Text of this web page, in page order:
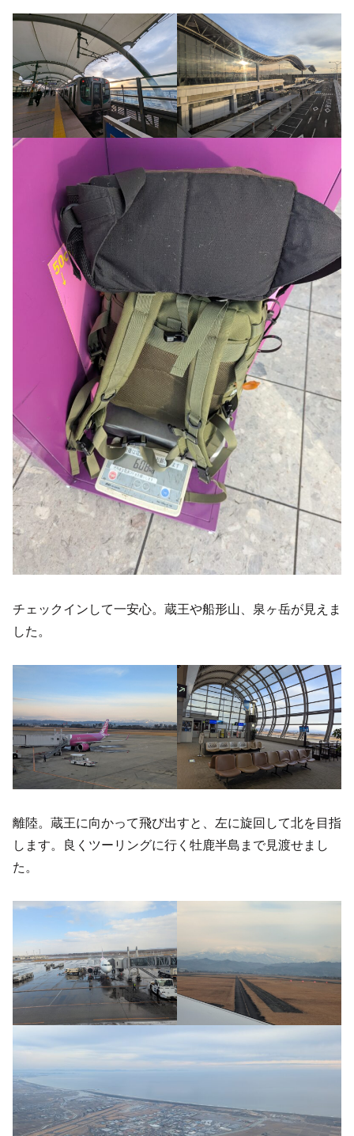
チェックインして一安心。蔵王や船形山、泉ヶ岳が見えま
した。
離陸。蔵王に向かって飛び出すと、左に旋回して北を目指
します。良くツーリングに行く牡鹿半島まで見渡せまし
た。